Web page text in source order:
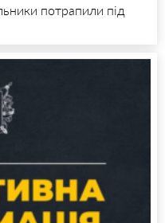
потрапили під